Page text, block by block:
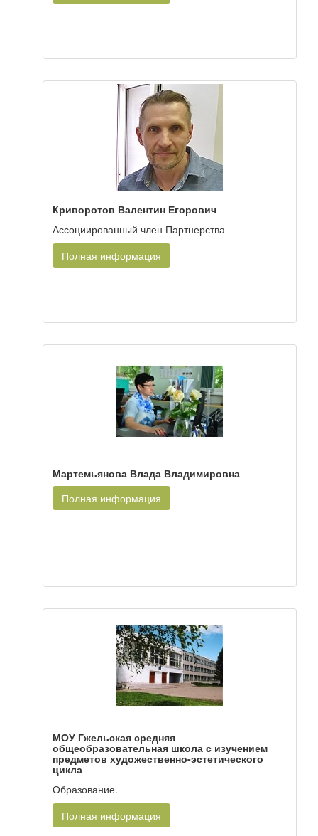
Криворотов Валентин Егорович
Ассоциированный член Партнерства
Полная информация
Мартемьянова Влада Владимировна
Полная информация
МОУ Гжельская средняя
общеобразовательная школа с изучением
предметов художественно-эстетического
цикла
Образование.
Полная информация